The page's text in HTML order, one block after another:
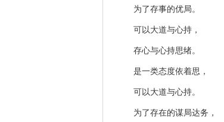
为了存事的优局。
可以大道与心持，
存心与心持思绪。
是一类态度依着思，
可以大道与心持。
为了存在的谋局达务，